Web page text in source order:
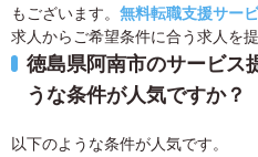
もございます。 無料転職支援サー
求人からご希望条件に合う求人を
徳島県阿南市のサービス
うな条件が人気ですか？
以下のような条件が人気です。